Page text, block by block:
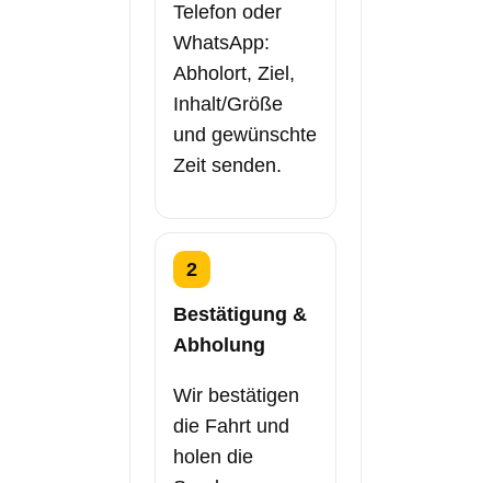
Telefon oder
WhatsApp:
Abholort, Ziel,
Inhalt/Größe
und gewünschte
Zeit senden.
2
Bestätigung &
Abholung
Wir bestätigen
die Fahrt und
holen die